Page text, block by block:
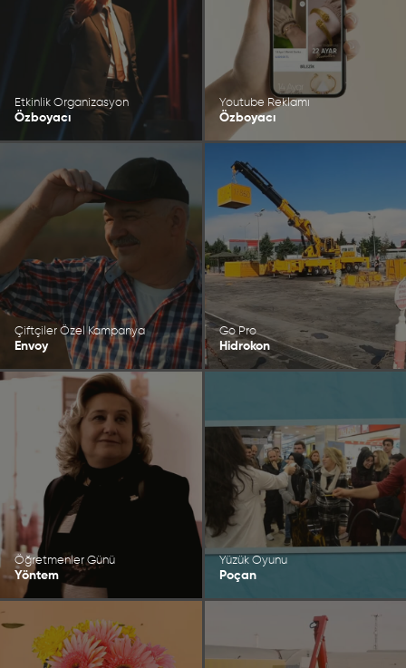
Etkinlik Organizasyon
Özboyacı
Youtube Reklamı
Özboyacı
Çiftçiler Özel Kampanya
Envoy
Go Pro
Hidrokon
Öğretmenler Günü
Yöntem
Yüzük Oyunu
Poçan